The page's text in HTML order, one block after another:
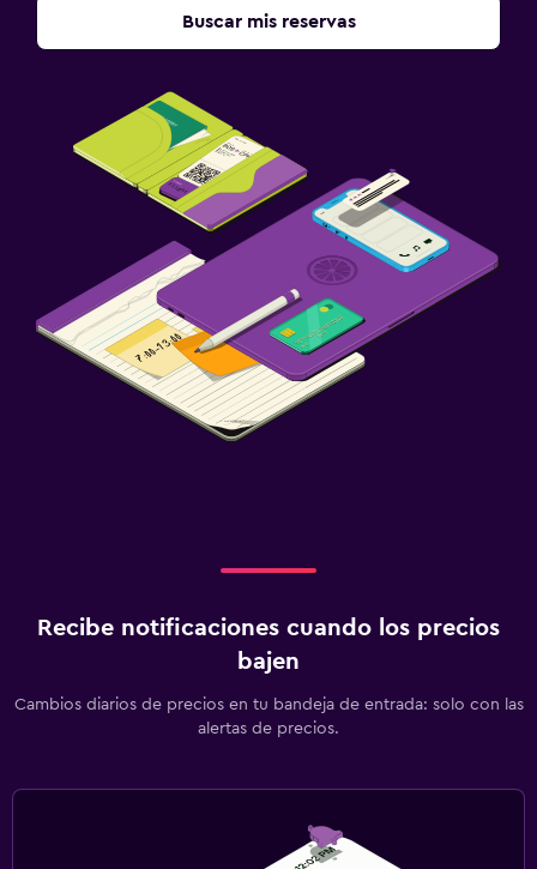
Buscar mis reservas
Recibe notificaciones cuando los precios
bajen
Cambios diarios de precios en tu bandeja de entrada: solo con las
alertas de precios.